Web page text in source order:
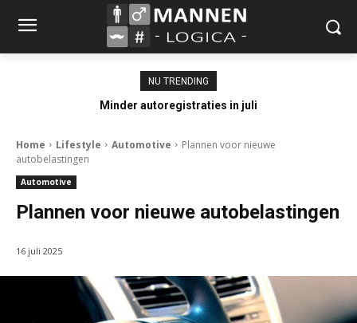
NU TRENDING
Minder autoregistraties in juli
Home Lifestyle Automotive
Plannen voor nieuwe
autobelastingen
Automotive
Plannen voor nieuwe autobelastingen
16 juli 2025